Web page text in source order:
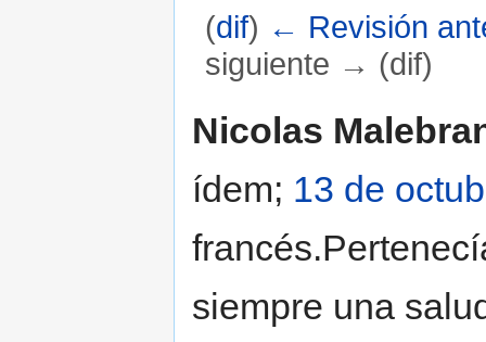
(dif) ← Revisión
siguiente → (dif)
Nicolas
ídem; 13 de
siempre una